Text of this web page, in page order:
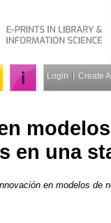
Login Create
en una
en modelos de